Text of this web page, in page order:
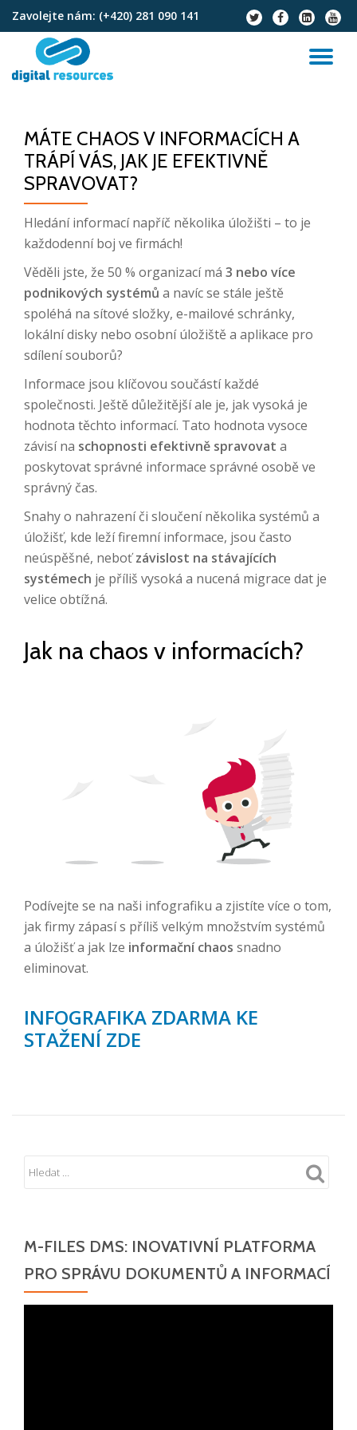
Přeskočit
obsah
Zavolejte nám: (+420) 281 090 141
fa-
twitter
fa-
facebook
fa-
linkedin-
square
fa-
MÁTE CHAOS V INFORMACÍCH A
TRÁPÍ VÁS, JAK JE EFEKTIVNĚ
SPRAVOVAT?
Hledání informací napříč několika úložišti – to je
každodenní boj ve firmách!
Věděli jste, že 50 % organizací má 3 nebo více
podnikových systémů a navíc se stále ještě
spoléhá na sítové složky, e-mailové schránky,
lokální disky nebo osobní úložiště a aplikace pro
sdílení souborů?
Informace jsou klíčovou součástí každé
společnosti. Ještě důležitější ale je, jak vysoká je
hodnota těchto informací. Tato hodnota vysoce
závisí na schopnosti efektivně spravovat a
poskytovat správné informace správné osobě ve
správný čas.
Snahy o nahrazení či sloučení několika systémů a
úložišť, kde leží firemní informace, jsou často
neúspěšné, neboťzávislost na stávajících
systémech je příliš vysoká a nucená migrace dat je
velice obtížná.
Jak na chaos v informacích?
Podívejte se na naši infografiku a zjistíte více o tom,
jak firmy zápasí s příliš velkým množstvím systémů
a úložišť a jak lze informační chaos snadno
eliminovat.
INFOGRAFIKA ZDARMA KE
STAŽENÍ ZDE
M-FILES DMS: INOVATIVNÍ PLATFORMA
PRO SPRÁVU DOKUMENTŮ A INFORMACÍ